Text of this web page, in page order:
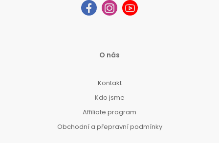
O nás
Kontakt
Kdo jsme
Affiliate program
Obchodní a přepravní podmínky